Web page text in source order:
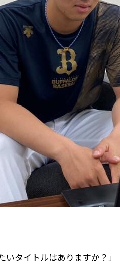
いタイトルはありますか？」